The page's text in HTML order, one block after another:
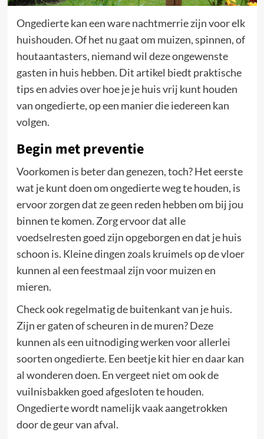
Ongedierte kan een ware nachtmerrie zijn voor elk
huishouden. Of het nu gaat om muizen, spinnen, of
houtaantasters, niemand wil deze ongewenste
gasten in huis hebben. Dit artikel biedt praktische
tips en advies over hoe je je huis vrij kunt houden
van ongedierte, op een manier die iedereen kan
volgen.
Begin met preventie
Voorkomen is beter dan genezen, toch? Het eerste
wat je kunt doen om ongedierte weg te houden, is
ervoor zorgen dat ze geen reden hebben om bij jou
binnen te komen. Zorg ervoor dat alle
voedselresten goed zijn opgeborgen en dat je huis
schoon is. Kleine dingen zoals kruimels op de vloer
kunnen al een feestmaal zijn voor muizen en
mieren.
Check ook regelmatig de buitenkant van je huis.
Zijn er gaten of scheuren in de muren? Deze
kunnen als een uitnodiging werken voor allerlei
soorten ongedierte. Een beetje kit hier en daar kan
al wonderen doen. En vergeet niet om ook de
vuilnisbakken goed afgesloten te houden.
Ongedierte wordt namelijk vaak aangetrokken
door de geur van afval.